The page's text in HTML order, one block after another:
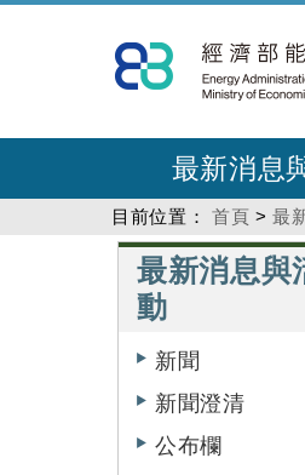
到
主
內
最新消息
目前位置： 首頁 >最
最新消息與
動
新聞
新聞澄清
公布欄